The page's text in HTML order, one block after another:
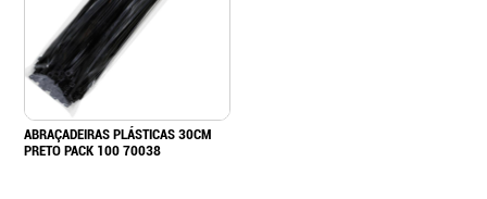
ABRAÇADEIRAS PLÁSTICAS 30CM
PRETO PACK 100 70038